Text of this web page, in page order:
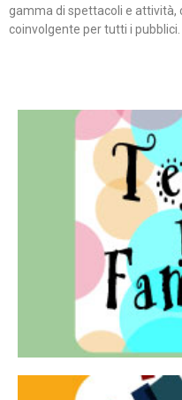
gamma di spettacoli e attività,
coinvolgente per tutti i pubblici.
Teatro In Famiglia è
per far condividere